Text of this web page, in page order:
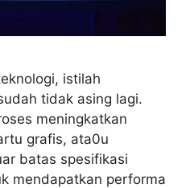
istilah
tidak asing lagi.
meningkatkan
grafis, ata0u
batas spesifikasi
mendapatkan performa